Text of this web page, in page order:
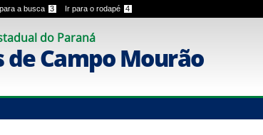
a busca 3 Ir para o rodapé 4
do Paraná
de Campo Mourão